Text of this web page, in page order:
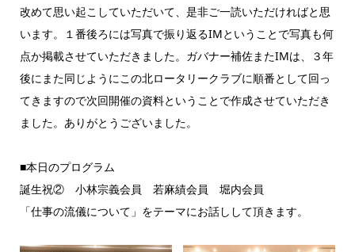
改めて思い起こしていただいて、是非ご一読いただければと思
います。１番後ろには写真で振り返るIMということで写真も何
点か掲載させていただきました。ガバナー補佐またIMは、３年
後にまた同じようにこの北ロータリークラブに順番として回っ
てきますので次回開催の資料ということで作成させていただき
ました。ありがとうございました。
■本日のプログラム
誕生祝② 小林宗義会員 若麻績会員 堀内会員
「仕事の流儀について」をテーマにお話しして頂きます。